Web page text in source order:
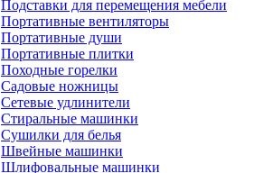
Подставки для перемещения мебели
Портативные вентиляторы
Портативные души
Портативные плитки
Походные горелки
Садовые ножницы
Сетевые удлинители
Стиральные машинки
Сушилки для белья
Швейные машинки
Шлифовальные машинки